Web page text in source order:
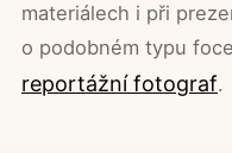
materiálech i při
o podobném typu
reportážní fotograf.